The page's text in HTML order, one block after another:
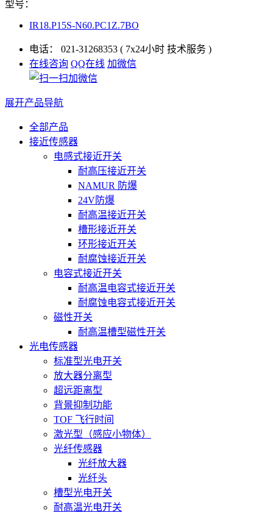
型号：
IR18.P15S-N60.PC1Z.7BO
电话： 021-31268353 ( 7x24小时 技术服务 )
在线咨询 QQ在线 加微信
展开产品导航
全部产品
接近传感器
电感式接近开关
耐高压接近开关
NAMUR 防爆
24V防爆
耐高温接近开关
槽形接近开关
环形接近开关
耐腐蚀接近开关
电容式接近开关
耐高温电容式接近开关
耐腐蚀电容式接近开关
磁性开关
耐高温槽型磁性开关
光电传感器
标准型光电开关
放大器分离型
超远距离型
背景抑制功能
TOF 飞行时间
激光型（感应小物体）
光纤传感器
光纤放大器
光纤头
槽型光电开关
耐高温光电开关